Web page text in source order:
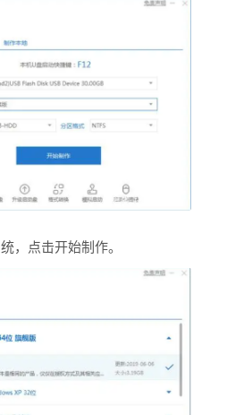
，点击开始制作。